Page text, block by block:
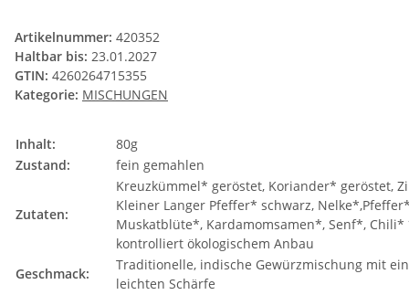
Artikelnummer: 420352
Haltbar bis: 23.01.2027
GTIN: 4260264715355
Kategorie: MISCHUNGEN
Inhalt:
80g
Zustand:
fein gemahlen
Zutaten:
Kreuzkümmel* geröstet, Koriander* geröstet,
Kleiner Langer Pfeffer* schwarz,
Muskatblüte*, Kardamomsamen*, Senf*, Chili*
kontrolliert ökologischem Anbau
Geschmack:
Traditionelle, indische Gewürzmischung mit
leichten Schärfe